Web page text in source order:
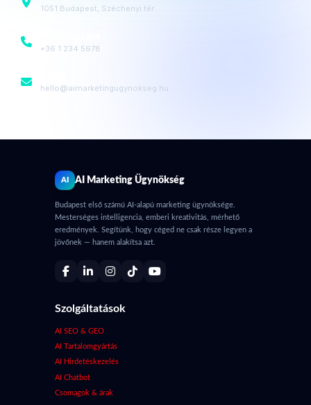
1051 Budapest, Széchenyi tér
+36 1 234 5678
hello@aimarketingugynokseg.hu
AI AI Marketing Ügynökség
Budapest első számú AI-alapú marketing ügynöksége.
Mesterséges intelligencia, emberi kreativitás, mérhető
eredmények. Segítünk, hogy céged ne csak része legyen a
jövőnek — hanem alakítsa azt.
Szolgáltatások
AI SEO & GEO
AI Tartalomgyártás
AI Hirdetéskezelés
AI Chatbot
Csomagok & árak